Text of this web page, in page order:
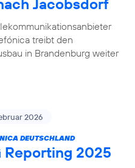
Jacobsdorf
treibt den
in Brandenburg weiter
2026
DEUTSCHLAND
Reporting 2025